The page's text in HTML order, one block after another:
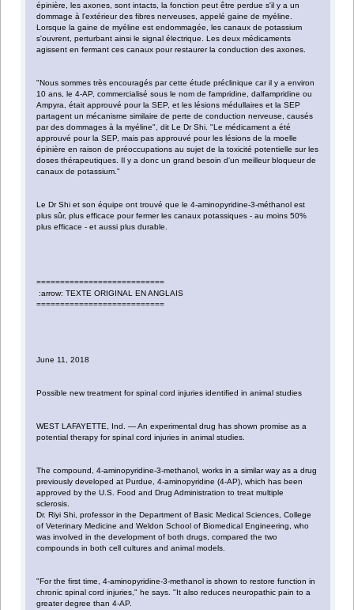
épinière, les axones, sont intacts, la fonction peut être perdue s'il y a un
dommage à l'extérieur des fibres nerveuses, appelé gaine de myéline.
Lorsque la gaine de myéline est endommagée, les canaux de potassium
s'ouvrent, perturbant ainsi le signal électrique. Les deux médicaments
agissent en fermant ces canaux pour restaurer la conduction des axones.
"Nous sommes très encouragés par cette étude préclinique car il y a environ
10 ans, le 4-AP, commercialisé sous le nom de fampridine, dalfampridine ou
Ampyra, était approuvé pour la SEP, et les lésions médullaires et la SEP
partagent un mécanisme similaire de perte de conduction nerveuse, causés
par des dommages à la myéline", dit Le Dr Shi. "Le médicament a été
approuvé pour la SEP, mais pas approuvé pour les lésions de la moelle
épinière en raison de préoccupations au sujet de la toxicité potentielle sur les
doses thérapeutiques. Il y a donc un grand besoin d'un meilleur bloqueur de
canaux de potassium."
Le Dr Shi et son équipe ont trouvé que le 4-aminopyridine-3-méthanol est
plus sûr, plus efficace pour fermer les canaux potassiques - au moins 50%
plus efficace - et aussi plus durable.
===========================
:arrow: TEXTE ORIGINAL EN ANGLAIS
===========================
June 11, 2018
Possible new treatment for spinal cord injuries identified in animal studies
WEST LAFAYETTE, Ind. — An experimental drug has shown promise as a
potential therapy for spinal cord injuries in animal studies.
The compound, 4-aminopyridine-3-methanol, works in a similar way as a drug
previously developed at Purdue, 4-aminopyridine (4-AP), which has been
approved by the U.S. Food and Drug Administration to treat multiple
sclerosis.
Dr. Riyi Shi, professor in the Department of Basic Medical Sciences, College
of Veterinary Medicine and Weldon School of Biomedical Engineering, who
was involved in the development of both drugs, compared the two
compounds in both cell cultures and animal models.
"For the first time, 4-aminopyridine-3-methanol is shown to restore function in
chronic spinal cord injuries," he says. "It also reduces neuropathic pain to a
greater degree than 4-AP.